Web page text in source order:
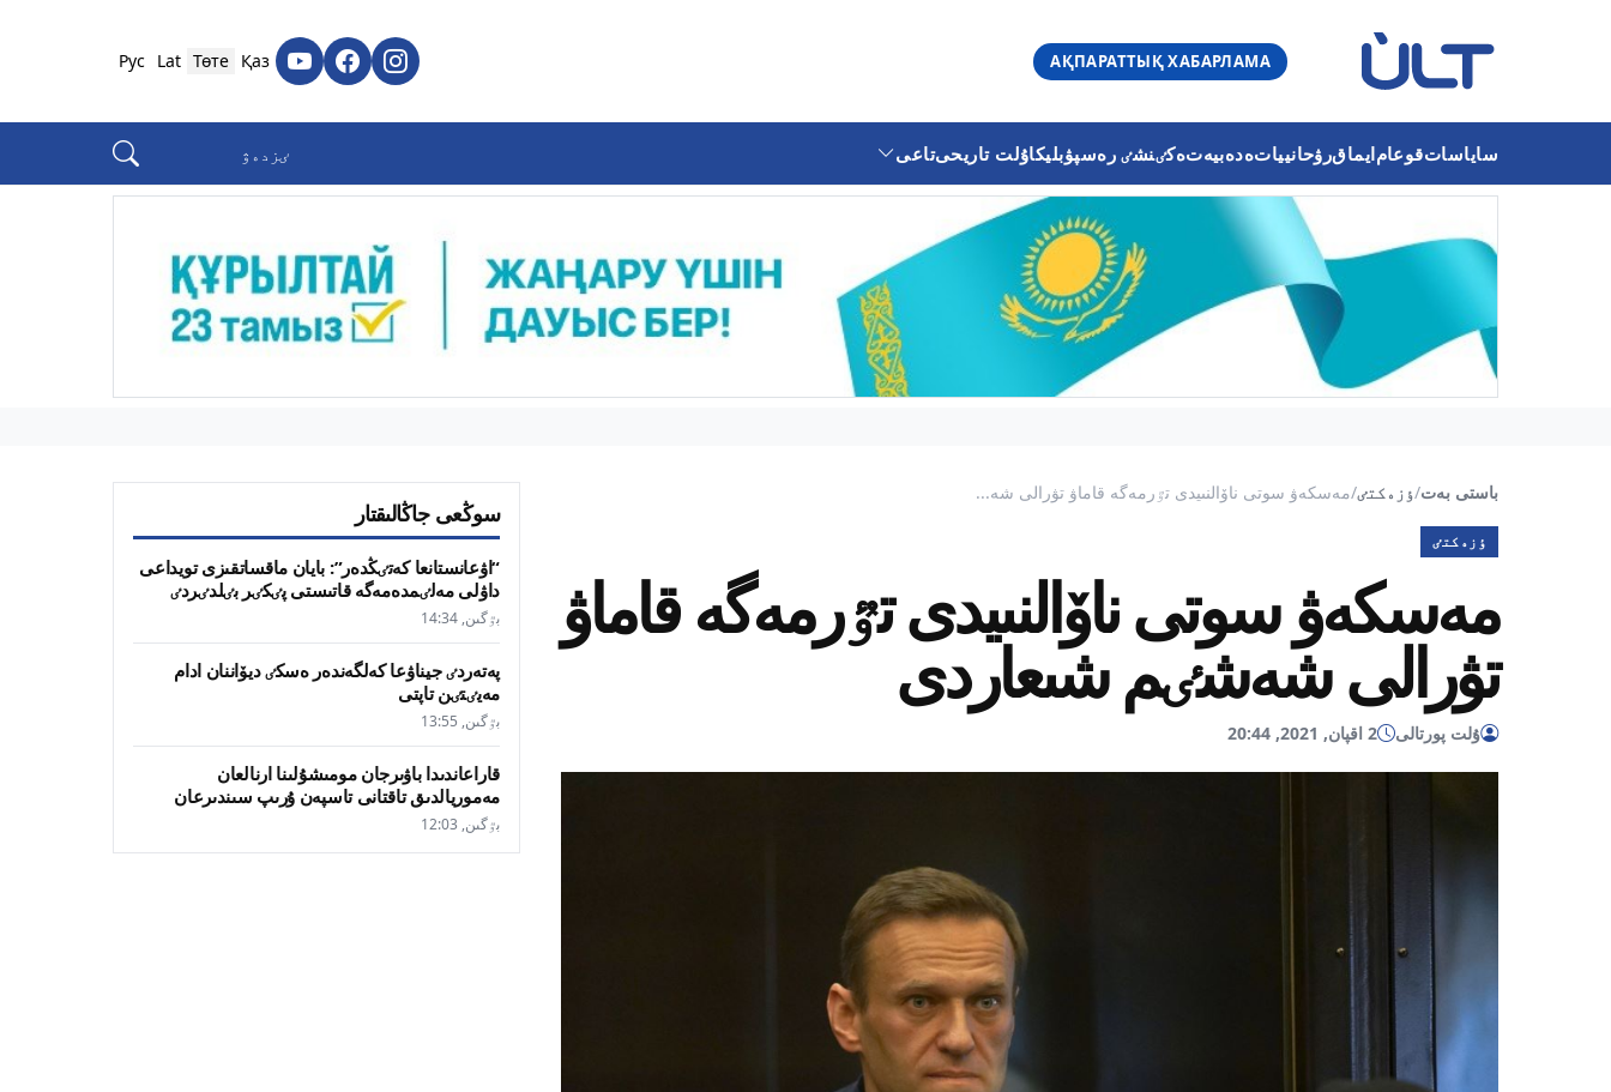
АҚПАРАТТЫҚ ХАБАРЛАМА
Қаз
Төте
Lat
Рус
ساياساتقوعامايماقرۋحانيياتەدەبيەتەكٸنشٸ رەسپۋبليكاۇلت تاريحىتاعى
باستى بەت/ٶزەكتٸ/مەسكەۋ سوتى ناۆالنىيدى تٷرمەگە قاماۋ تۋرالى شە...
ٶزەكتٸ
مەسكەۋ سوتى ناۆالنىيدى تٷرمەگە قاماۋ
تۋرالى شەشٸم شىعاردى
ۇلت پورتالى 2 اقپان, 2021, 20:44
سوڭعى جاڭالىقتار
“اۋعانستانعا كەتٸڭدەر”: بايان ماقساتقىزى تويداعى
داۋلى مەلٸمدەمەگە قاتىستى پٸكٸر بٸلدٸردٸ
بٷگىن, 14:34
پەتەردٸ جيناۋعا كەلگەندەر ەسكٸ ديۆاننان ادام
مەيٸتٸن تاپتى
بٷگىن, 13:55
قاراعاندىدا باۋىرجان مومىشۇلىنا ارنالعان
مەموريالدىق تاقتانى تاسپەن ۇرىپ سىندىرعان
بٷگىن, 12:03